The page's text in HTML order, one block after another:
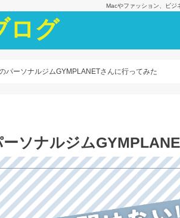
Macやファッション、ビジ
ログ
パーソナルジムGYMPLANETさんに行ってみた
ソナルジム